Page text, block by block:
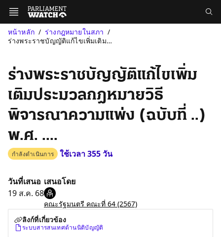
หน้าหลัก
ร่างกฎหมายในสภา
ร่างพระราชบัญญัติแก้ไขเพิ่มเติมประมวลกฎหมายวิธีพิจารณาความแพ่ง (...
ร่างพระราชบัญญัติแก้ไขเพิ่ม
เติมประมวลกฎหมายวิธี
พิจารณาความแพ่ง (ฉบับที่ ..)
พ.ศ. ....
กำลังดำเนินการ ใช้เวลา 355 วัน
วันที่เสนอ
19 ส.ค. 68
เสนอโดย
คณะรัฐมนตรี คณะที่ 64 (2567)
ลิงก์ที่เกี่ยวข้อง
ระบบสารสนเทศด้านนิติบัญญัติ